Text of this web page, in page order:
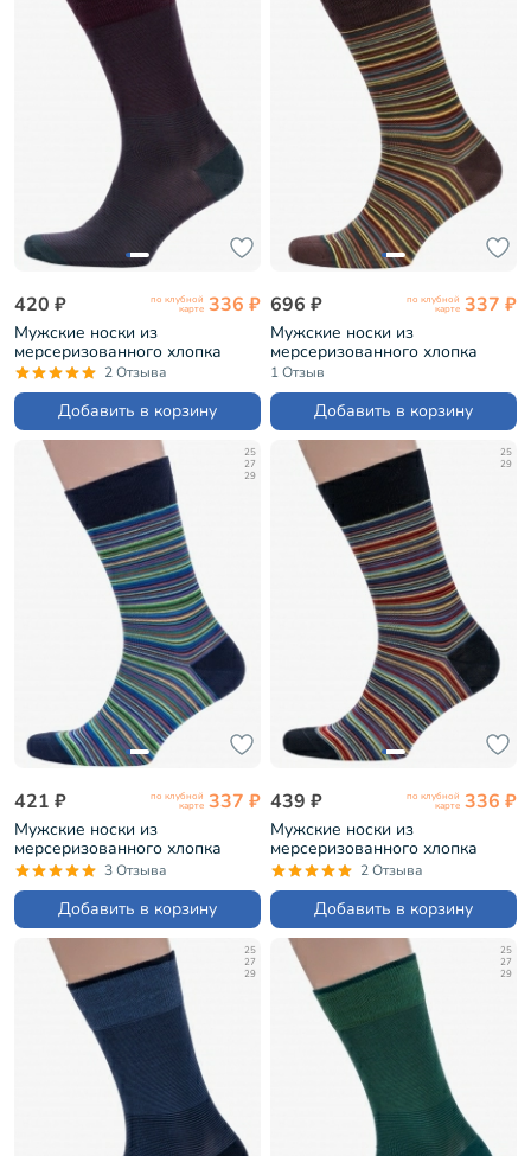
420 ₽ по клубной
карте 336 ₽
Мужские носки из
мерсеризованного хлопка
Sergio Di Calze БОРДОВЫЕ
(17SC4)
2 Отзыва
Добавить в корзину
696 ₽ по клубной
карте 337 ₽
Мужские носки из
мерсеризованного хлопка
Sergio Di Calze КОРИЧНЕВЫЕ
(16SC3)
1 Отзыв
Добавить в корзину
25
27
29
421 ₽ по клубной
карте 337 ₽
Мужские носки из
мерсеризованного хлопка
Sergio Di Calze СИНИЕ (16SC3)
3 Отзыва
Добавить в корзину
25
29
439 ₽ по клубной
карте 336 ₽
Мужские носки из
мерсеризованного хлопка
Sergio Di Calze ЧЕРНЫЕ
(16SC3)
2 Отзыва
Добавить в корзину
25
27
29
25
27
29